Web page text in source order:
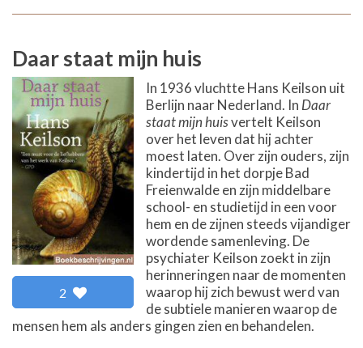
Daar staat mijn huis
2
In 1936 vluchtte Hans Keilson uit
Berlijn naar Nederland. In Daar
staat mijn huisvertelt Keilson
over het leven dat hij achter
moest laten. Over zijn ouders, zijn
kindertijd in het dorpje Bad
Freienwalde en zijn middelbare
school- en studietijd in een voor
hem en de zijnen steeds vijandiger
wordende samenleving. De
psychiater Keilson zoekt in zijn
herinneringen naar de momenten
waarop hij zich bewust werd van
de subtiele manieren waarop de
mensen hem als anders gingen zien en behandelen.